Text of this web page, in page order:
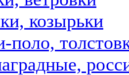
козырьки
поло,